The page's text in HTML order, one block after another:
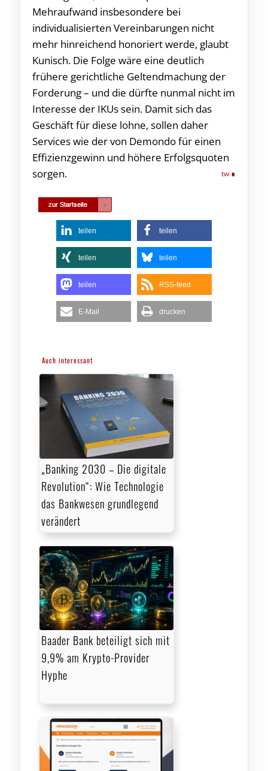
Mehraufwand insbesondere bei
individualisierten Vereinbarungen nicht
mehr hinreichend honoriert werde, glaubt
Kunisch. Die Folge wäre eine deutlich
frühere gerichtliche Geltendmachung der
Forderung – und die dürfte nunmal nicht im
Interesse der IKUs sein. Damit sich das
Geschäft für diese lohne, sollen daher
Services wie der von Demondo für einen
Effizienzgewinn und höhere Erfolgsquoten
sorgen.
tw
teilen teilen
teilen teilen
teilen RSS-feed
E-Mail drucken
Auch interessant
„Banking 2030 – Die digitale
Revolution“: Wie Technologie
das Bankwesen grundlegend
verändert
Baader Bank beteiligt sich mit
9,9% am Krypto-Provider
Hyphe